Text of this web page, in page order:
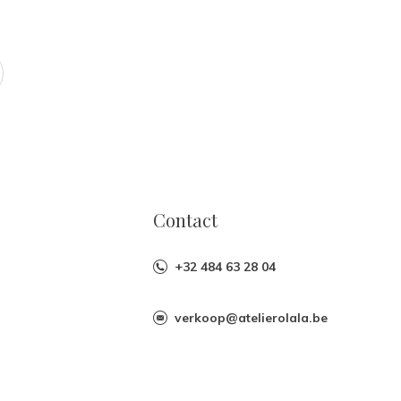
Contact
+32 484 63 28 04
verkoop@atelierolala.be